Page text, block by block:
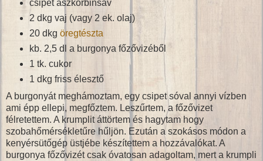
csipet aszkorbinsav
2 dkg vaj (vagy 2 ek. olaj)
20 dkg öregtészta
kb. 2,5 dl a burgonya főzővizéből
1 tk. cukor
1 dkg friss élesztő
A burgonyát meghámoztam, egy csipet sóval annyi vízben
ami épp ellepi, megfőztem. Leszűrtem, a főzővizet
félretettem. A krumplit áttörtem és hagytam hogy
szobahőmérsékletűre hűljön. Ezután a szokásos módon a
kenyérsütőgép üstjébe készítettem a hozzávalókat. A
burgonya főzővizét csak óvatosan adagoltam, mert a krumpli